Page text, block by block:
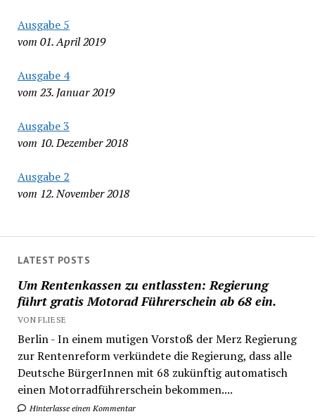
Ausgabe 5
vom 01. April 2019
Ausgabe 4
vom 23. Januar 2019
Ausgabe 3
vom 10. Dezember 2018
Ausgabe 2
vom 12. November 2018
LATEST POSTS
Um Rentenkassen zu entlassten: Regierung
führt gratis Motorad Führerschein ab 68 ein.
VON FLIESE
Berlin - In einem mutigen Vorstoß der Merz Regierung
zur Rentenreform verkündete die Regierung, dass alle
Deutsche BürgerInnen mit 68 zukünftig automatisch
einen Motorradführerschein bekommen....
Hinterlasse einen Kommentar